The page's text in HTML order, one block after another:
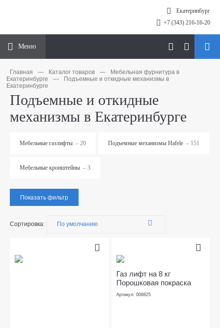
Екатеринбург
+7 (343) 216-16-20
Меню
Главная — Каталог товаров —
Мебельная фурнитура в
Екатеринбурге
—
Подъемные и откидные механизмы в
Екатеринбурге
Подъемные и откидные
механизмы в Екатеринбурге
Мебельные газлифты – 20 Подъемные механизмы Hafele – 151
Мебельные кронштейны – 3
Показать фильтр
Сортировка:
Газ лифт на 8 кг
Порошковая покраска
Артикул: 008825